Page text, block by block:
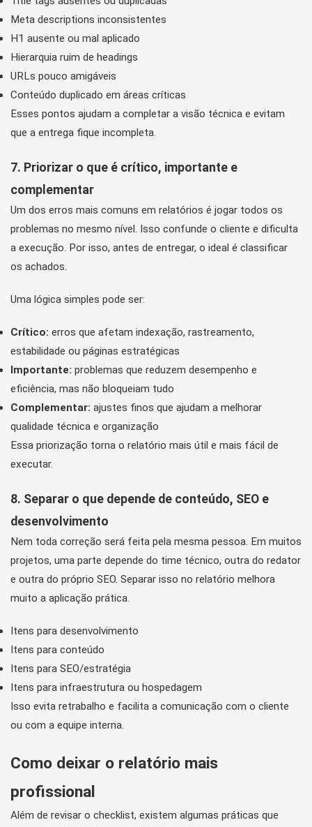
Meta descriptions inconsistentes
H1 ausente ou mal aplicado
Hierarquia ruim de headings
URLs pouco amigáveis
Conteúdo duplicado em áreas críticas
Esses pontos ajudam a completar a visão técnica e evitam
que a entrega fique incompleta.
7. Priorizar o que é crítico, importante e
complementar
Um dos erros mais comuns em relatórios é jogar todos os
problemas no mesmo nível. Isso confunde o cliente e dificulta
a execução. Por isso, antes de entregar, o ideal é classificar
os achados.
Uma lógica simples pode ser:
Crítico: erros que afetam indexação, rastreamento,
estabilidade ou páginas estratégicas
Importante: problemas que reduzem desempenho e
eficiência, mas não bloqueiam tudo
Complementar: ajustes finos que ajudam a melhorar
qualidade técnica e organização
Essa priorização torna o relatório mais útil e mais fácil de
executar.
8. Separar o que depende de conteúdo, SEO e
desenvolvimento
Nem toda correção será feita pela mesma pessoa. Em muitos
projetos, uma parte depende do time técnico, outra do redator
e outra do próprio SEO. Separar isso no relatório melhora
muito a aplicação prática.
Itens para desenvolvimento
Itens para conteúdo
Itens para SEO/estratégia
Itens para infraestrutura ou hospedagem
Isso evita retrabalho e facilita a comunicação com o cliente
ou com a equipe interna.
Como deixar o relatório mais
profissional
Além de revisar o checklist, existem algumas práticas que